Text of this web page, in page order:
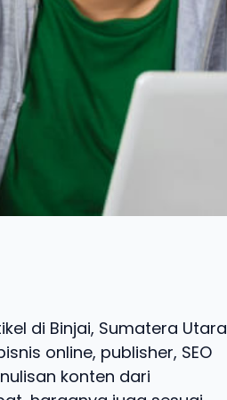
di Binjai, Sumatera Utara
online, publisher, SEO
konten dari